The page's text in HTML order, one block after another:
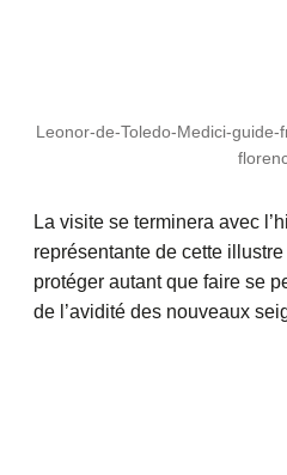
Leonor-de-Toledo-Medici-
La visite se terminera avec
représentante de cette
protéger autant que faire se
de l’avidité des nouveaux